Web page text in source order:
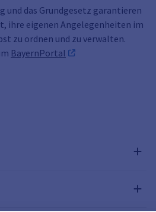
und das Grundgesetz garantieren
ihre eigenen Angelegenheiten im
zu ordnen und zu verwalten.
BayernPortal